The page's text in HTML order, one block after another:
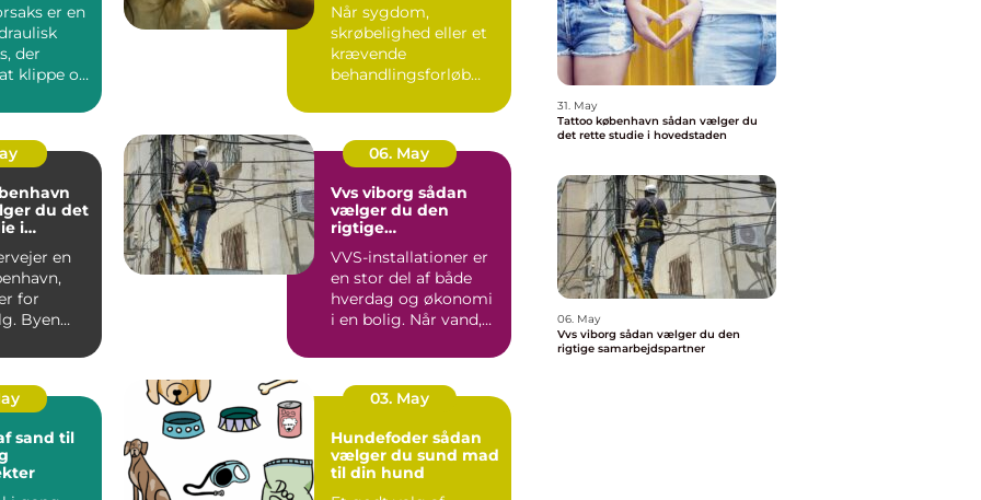
er en
der
klippe og
Når sygdom,
skrøbelighed eller et
krævende
behandlingsforløb
hverdagen, kan
oversku...
du det
i
en
for
Byen
06. May
Vvs viborg sådan
vælger du den
rigtige
VVS-installationer er
en stor del af både
hverdag og økonomi
i en bolig. Når vand,
sand til
03. May
Hundefoder sådan
vælger du sund mad
til din hund
31. May
Tattoo københavn sådan vælger du
det rette studie i hovedstaden
06. May
Vvs viborg sådan vælger du den
rigtige samarbejdspartner